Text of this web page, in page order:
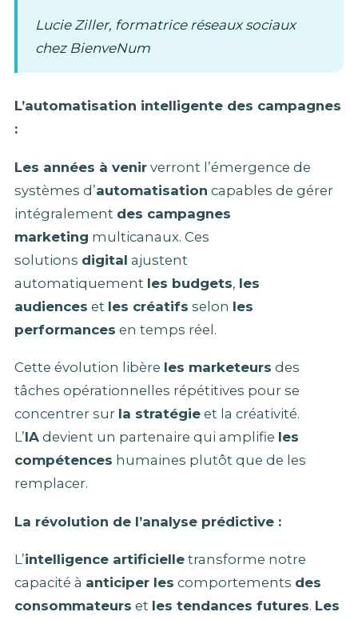
Lucie Ziller, formatrice réseaux sociaux
chez BienveNum
L’automatisation intelligente des campagnes
:
Les années à venir verront l’émergence de
systèmes d’automatisation capables de gérer
intégralement des campagnes
marketing multicanaux. Ces
solutions digital ajustent
automatiquement les budgets, les
audiences et les créatifs selon les
performances en temps réel.
Cette évolution libère les marketeurs des
tâches opérationnelles répétitives pour se
concentrer sur la stratégie et la créativité.
L’IA devient un partenaire qui amplifie les
compétences humaines plutôt que de les
remplacer.
La révolution de l’analyse prédictive :
L’intelligence artificielle transforme notre
capacité à anticiper les comportements des
consommateurs et les tendances futures. Les